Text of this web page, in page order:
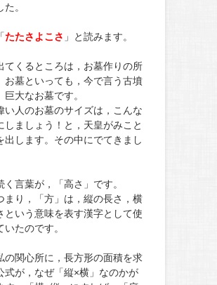
た。
たたさよこさ 」と読みます。
くるところは，お墓作りの所
お墓といっても，今で言う古墳
巨大なお墓です。
人のお墓のサイズは，こんな
しましょう！と，天皇がみこと
出します。その中にでてきまし
葉が，「高さ」です。
り，「方」は，縦の長さ，横
という意味を表す漢字として使
いたのです。
関心所に，長方形の面積を求
式が，なぜ「縦×横」なのかが